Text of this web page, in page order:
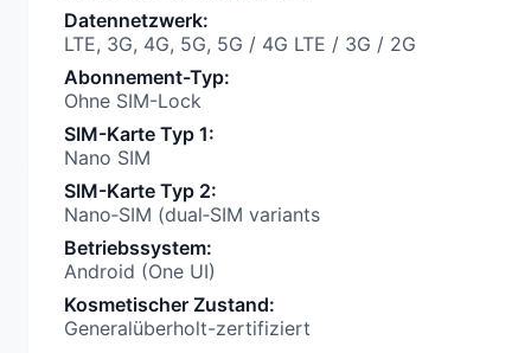
Datennetzwerk:
LTE, 3G, 4G, 5G, 5G / 4G LTE / 3G / 2G
Abonnement-Typ:
Ohne SIM-Lock
SIM-Karte Typ 1:
Nano SIM
SIM-Karte Typ 2:
Nano‑SIM (dual‑SIM variants
Betriebssystem:
Android (One UI)
Kosmetischer Zustand:
Generalüberholt-zertifiziert